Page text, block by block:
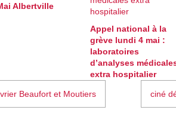
Albertville
Appel national à la
grève lundi 4 mai :
laboratoires
d’analyses
extra hospitalier
Beaufort et Moutiers ciné